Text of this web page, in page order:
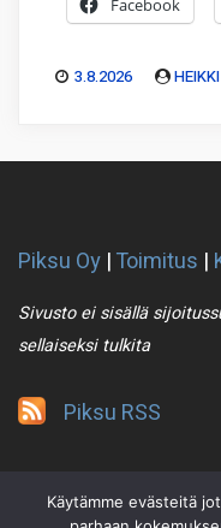
Facebook
3.8.2026
Piksu Oy |Toimitus |
Sivusto ei sisällä
sellaiseksi tulkita
Piksu RSS
Käytämme evästeitä